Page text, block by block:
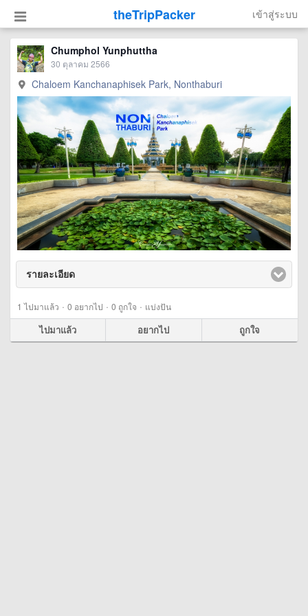
theTripPacker เข้าสู่ระบบ
Chumphol Yunphuttha
30 ตุลาคม 2566
Chaloem Kanchanaphisek Park, Nonthaburi
รายละเอียด
1 ไปมาแล้ว · 0 อยากไป · 0 ถูกใจ · แบ่งปัน
ไปมาแล้ว อยากไป ถูกใจ